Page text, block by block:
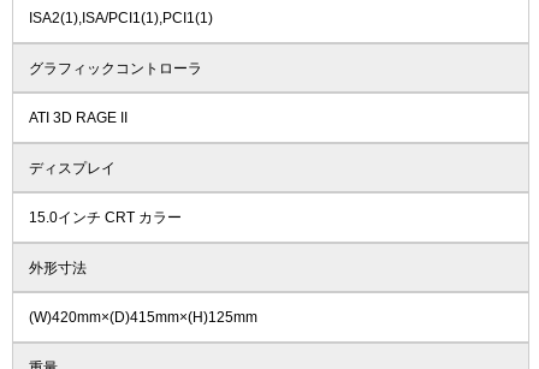
ISA2(1),ISA/PCI1(1),PCI1(1)
グラフィックコントローラ
ATI 3D RAGE II
ディスプレイ
15.0インチ CRT カラー
外形寸法
(W)420mm×(D)415mm×(H)125mm